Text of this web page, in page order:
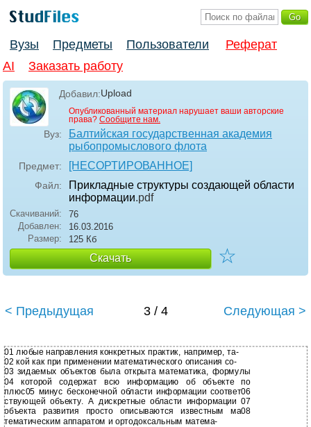
Вузы Предметы Пользователи
Реферат
AI
Заказать работу
Добавил:Upload
Опубликованный материал нарушает ваши авторские
права? Сообщите нам.
Вуз:
Балтийская государственная академия
рыбопромыслового флота
Предмет: [НЕСОРТИРОВАННОЕ]
Файл:
Прикладные структуры создающей области
информации.pdf
Скачиваний:
76
Добавлен:
16.03.2016
Размер:
125 Кб
Скачать ☆
< Предыдущая 3 / 4 Следующая >
01 любые направления конкретных практик, например, та-
02 кой как при применении математического описания со-
03 зидаемых объектов была открыта математика, формулы
04 которой содержат всю информацию об объекте по
плюс05 минус бесконечной области информации соответ06
ствующей объекту. А дискретные области информации 07
объекта развития просто описываются известным ма08
тематическим аппаратом и ортодоксальным матема-